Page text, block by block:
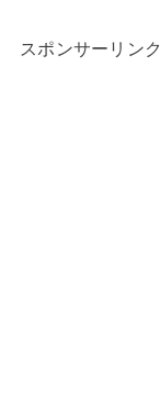
スポンサーリンク